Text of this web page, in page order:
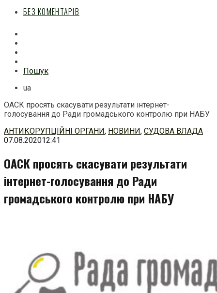
БЕЗ КОМЕНТАРІВ
Пошук
ua
ОАСК просять скасувати результати інтернет-
голосування до Ради громадського контролю при НАБУ
Перейти
до
АНТИКОРУПЦІЙНІ ОРГАНИ, НОВИНИ, СУДОВА ВЛАДА
07.08.202012:41
ОАСК просять скасувати результати
інтернет-голосування до Ради
громадського контролю при НАБУ